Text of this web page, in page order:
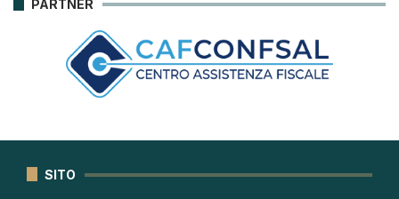
PARTNER
SITO